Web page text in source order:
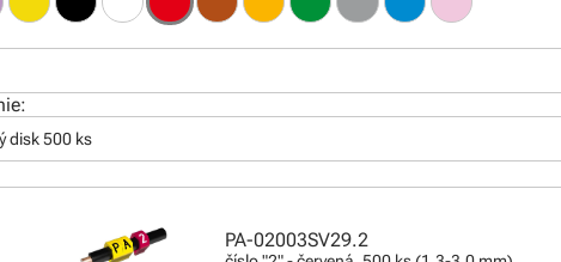
disk 500 ks
PA-02003SV29.2